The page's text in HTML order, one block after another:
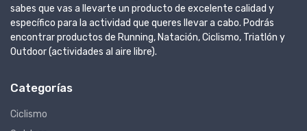
sabes que vas a llevarte un producto de excelente calidad y
específico para la actividad que queres llevar a cabo. Podrás
encontrar productos de Running, Natación, Ciclismo, Triatlón y
Outdoor (actividades al aire libre).
Categorías
Ciclismo